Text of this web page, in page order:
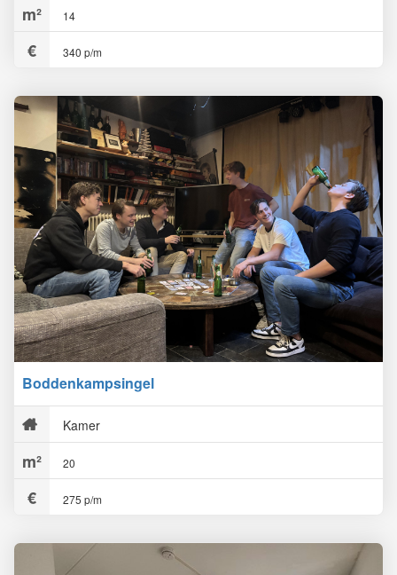
14
340 p/m
Boddenkampsingel
Kamer
20
275 p/m